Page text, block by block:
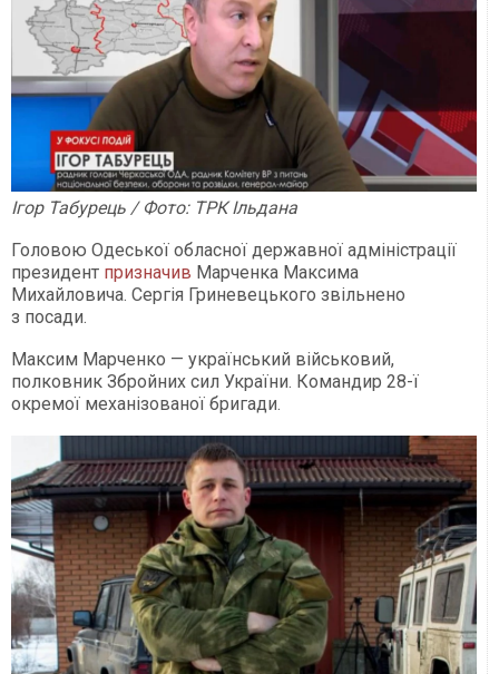
Ігор Табурець / Фото: ТРК Ільдана
Головою Одеської обласної державної адміністрації
президент призначив Марченка Максима
Михайловича. Сергія Гриневецького звільнено
з посади.
Максим Марченко — український військовий,
полковник Збройних сил України. Командир 28-ї
окремої механізованої бригади.